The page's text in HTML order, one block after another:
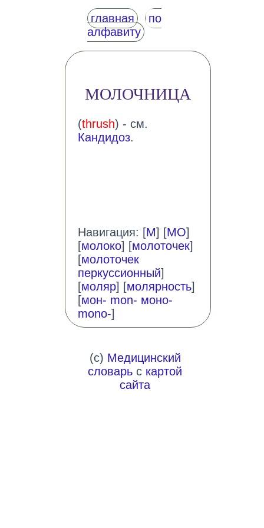
главная
по
алфавиту
МОЛОЧНИЦА
(thrush) - см.
Кандидоз.
Навигация: [М] [МО]
[молоко] [молоточек]
[молоточек
перкуссионный]
[моляр] [молярность]
[мон- mon- моно-
mono-]
(c) Медицинский
словарь с картой
сайта